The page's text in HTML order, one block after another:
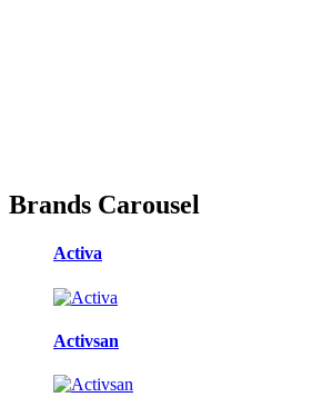
Brands Carousel
Activa
Activsan